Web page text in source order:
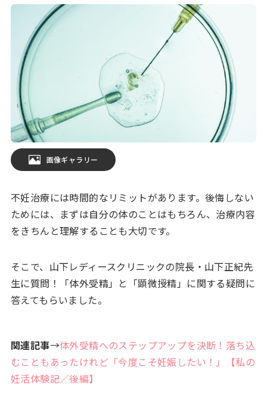
画像ギャラリー
不妊治療には時間的なリミットがあります。後悔しない
ためには、まずは自分の体のことはもちろん、治療内容
をきちんと理解することも大切です。
そこで、山下レディースクリニックの院長・山下正紀先
生に質問！「体外受精」と「顕微授精」に関する疑問に
答えてもらいました。
関連記事→体外受精へのステップアップを決断！落ち込
むこともあったけれど「今度こそ妊娠したい！」【私の
妊活体験記／後編】